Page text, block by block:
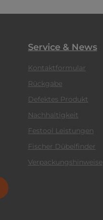
Service & News
Kontaktformular
Rückgabe
Defektes Produkt
Nachhaltigkeit
Festool Leistungen
Fischer Dübelfinder
Verpackungshinweise